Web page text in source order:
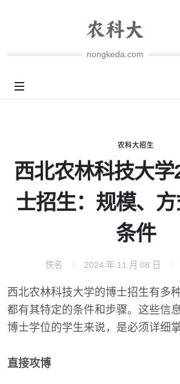
nongkeda.com
农科大招生
西北农林科技大学
士招生：规模、
条件
佚名 2024 年 11 月 08 日
西北农林科技大学的博士招生有多
都有其特定的条件和步骤。这些信
博士学位的学生来说，是必须详细
直接攻博